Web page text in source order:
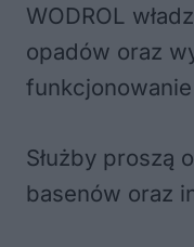
WODROL
opadów oraz
Służby proszą
basenów oraz